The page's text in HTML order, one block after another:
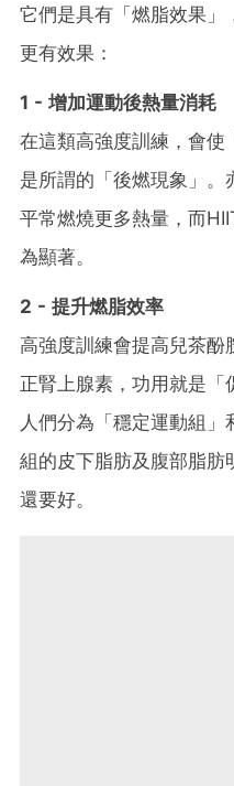
它們是具有「燃脂效果」
更有效果：
1 - 增加運動後熱量消耗
在這類高強度訓練，會使
是所謂的「後燃現象」。
平常燃燒更多熱量，而
為顯著。
2 - 提升燃脂效率
高強度訓練​會提高兒茶酚
正腎上腺素，功用就是
人們分為「穩定運動組
組的皮下脂肪及腹部脂肪
還要好。